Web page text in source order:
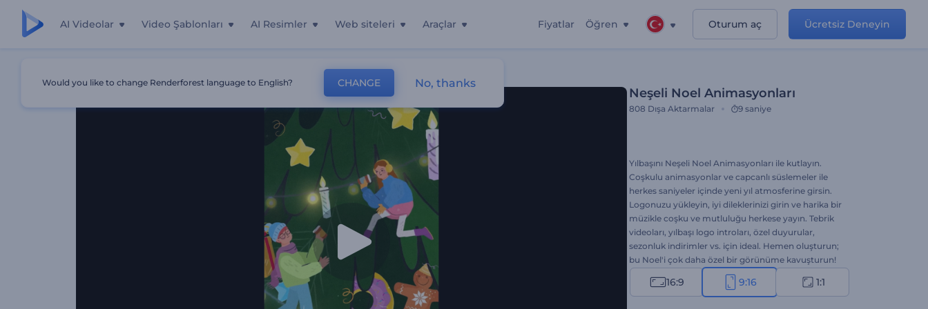
AI Videolar Video Şablonları AI Resimler Web siteleri Araçlar Fiyatlar Öğren Oturum aç Ücretsiz Deneyin
Neşeli Noel Animasyonları
808 Dışa Aktarmalar 9 saniye
Yılbaşını Neşeli Noel Animasyonları ile kutlayın.
Coşkulu animasyonlar ve capcanlı süslemeler ile
herkes saniyeler içinde yeni yıl atmosferine girsin.
Logonuzu yükleyin, iyi dileklerinizi girin ve harika bir
müzikle coşku ve mutluluğu herkese yayın. Tebrik
videoları, yılbaşı logo introları, özel duyurular,
sezonluk indirimler vs. için ideal. Hemen oluşturun;
bu Noel'i çok daha özel bir görünüme kavuşturun!
16:9 9:16 1:1
Would you like to change Renderforest language to English? CHANGE No, thanks